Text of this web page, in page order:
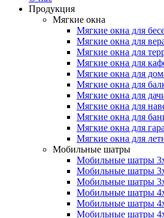
Продукция
Мягкие окна
Мягкие окна для
Мягкие окна для
Мягкие окна для
Мягкие окна для
Мягкие окна для
Мягкие окна для
Мягкие окна для
Мягкие окна для
Мягкие окна для
Мягкие окна для
Мягкие окна для
Мобильные шатры
Мобильные шатры
Мобильные шатры
Мобильные шатры
Мобильные шатры
Мобильные шатры
Мобильные шатры